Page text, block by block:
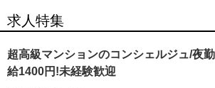
求人特集
超高級マンションのコンシェルジュ/夜
給1400円!未経験歓迎